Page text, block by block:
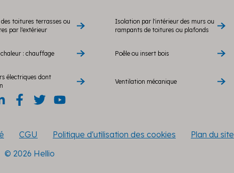
toitures terrasses ou
par l'extérieur
Isolation par l'intérieur des murs ou
rampants de toitures ou plafonds
: chauffage Poêle ou insert bois
électriques dont
Ventilation mécanique
CGU Politique d'utilisation des cookies
Plan du site
© 2026 Hellio